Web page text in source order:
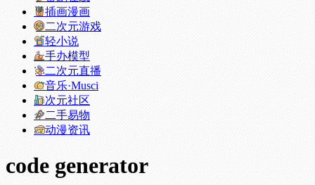
插画漫画
二次元游戏
轻小说
手办模型
二次元直播
音乐·Musci
次元社区
二手易物
动漫资讯
code generator